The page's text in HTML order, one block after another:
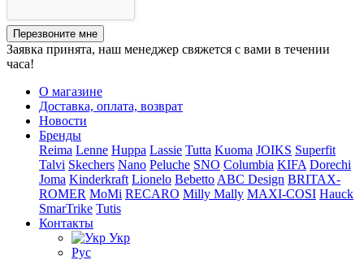
Перезвоните мне
Заявка принята, наш менеджер свяжется с вами в течении
часа!
О магазине
Доставка, оплата, возврат
Новости
Бренды
Reima Lenne Huppa Lassie Tutta Kuoma JOIKS Superfit
Talvi Skechers Nano Peluche SNO Columbia KIFA Dorechi
Joma Kinderkraft Lionelo Bebetto ABC Design BRITAX-
ROMER MoMi RECARO Milly Mally MAXI-COSI Hauck
SmarTrike Tutis
Контакты
Укр
Рус